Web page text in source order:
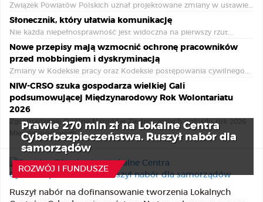
Związek Powiatów Polskich uznał projektowane zmiany w ustawie...
Słonecznik, który ułatwia komunikację
Nie każda niepełnosprawność jest widoczna na pierwszy rzut...
Nowe przepisy mają wzmocnić ochronę pracowników
przed mobbingiem i dyskryminacją
Zmiany w Kodeksie pracy oraz Kodeksie postępowania cywilnego...
NIW-CRSO szuka gospodarza wielkiej Gali
podsumowującej Międzynarodowy Rok Wolontariatu
2026
Zgromadzenie Ogólne Narodów Zjednoczonych ogłosiło rok 2026
Międzynarodowym...
ROZWÓJ I FUNDUSZE
Prawie 270 mln zł na Lokalne Centra
Cyberbezpieczeństwa. Ruszył nabór dla
samorządów
7 Sierpnia 2026
Ruszył nabór na dofinansowanie tworzenia Lokalnych